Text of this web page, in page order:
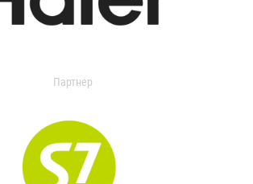
Партнер